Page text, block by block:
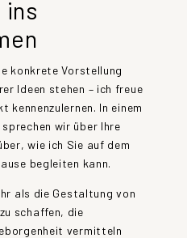
ins
konkrete Vorstellung
Ideen stehen – ich freue
kennenzulernen. In einem
wir über Ihre
wie ich Sie auf dem
begleiten kann.
als die Gestaltung von
schaffen, die
vermitteln